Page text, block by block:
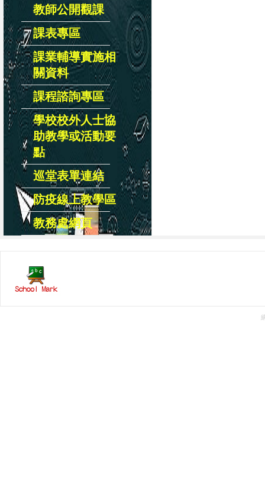
教師公開觀課
課表專區
課業輔導實施相
關資料
課程諮詢專區
學校校外人士協
助教學或活動要
點
巡堂表單連結
防疫線上教學區
教務處網頁